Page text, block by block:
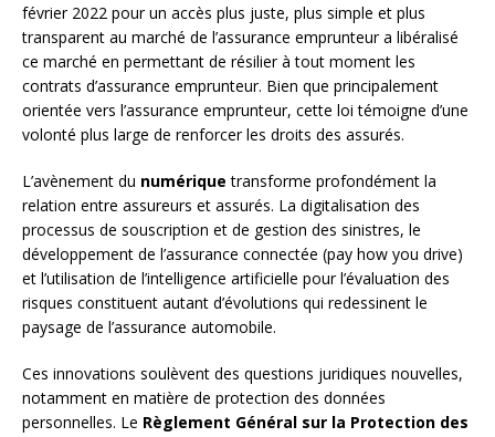
février 2022 pour un accès plus juste, plus simple et plus
transparent au marché de l’assurance emprunteur a libéralisé
ce marché en permettant de résilier à tout moment les
contrats d’assurance emprunteur. Bien que principalement
orientée vers l’assurance emprunteur, cette loi témoigne d’une
volonté plus large de renforcer les droits des assurés.
L’avènement du numérique transforme profondément la
relation entre assureurs et assurés. La digitalisation des
processus de souscription et de gestion des sinistres, le
développement de l’assurance connectée (pay how you drive)
et l’utilisation de l’intelligence artificielle pour l’évaluation des
risques constituent autant d’évolutions qui redessinent le
paysage de l’assurance automobile.
Ces innovations soulèvent des questions juridiques nouvelles,
notamment en matière de protection des données
personnelles. Le Règlement Général sur la Protection des